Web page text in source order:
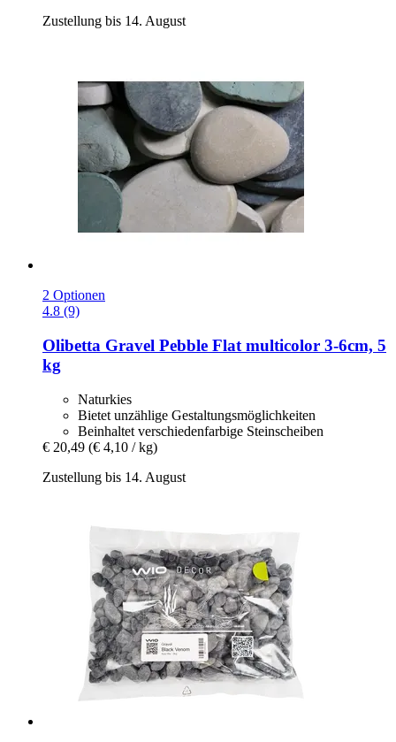
Zustellung bis 14. August
2 Optionen
4.8 (9)
Olibetta Gravel Pebble Flat multicolor 3-​6cm, 5
kg
Naturkies
Bietet unzählige Gestaltungsmöglichkeiten
Beinhaltet verschiedenfarbige Steinscheiben
€ 20,49 (€ 4,10 / kg)
Zustellung bis 14. August